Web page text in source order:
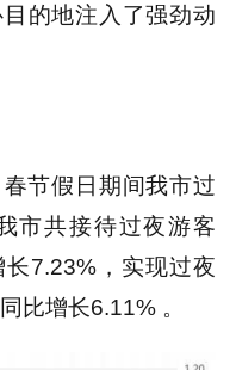
的地注入了强劲动
节假日期间我市过
市共接待过夜游客
7.23%，实现过夜
比增长6.11% 。